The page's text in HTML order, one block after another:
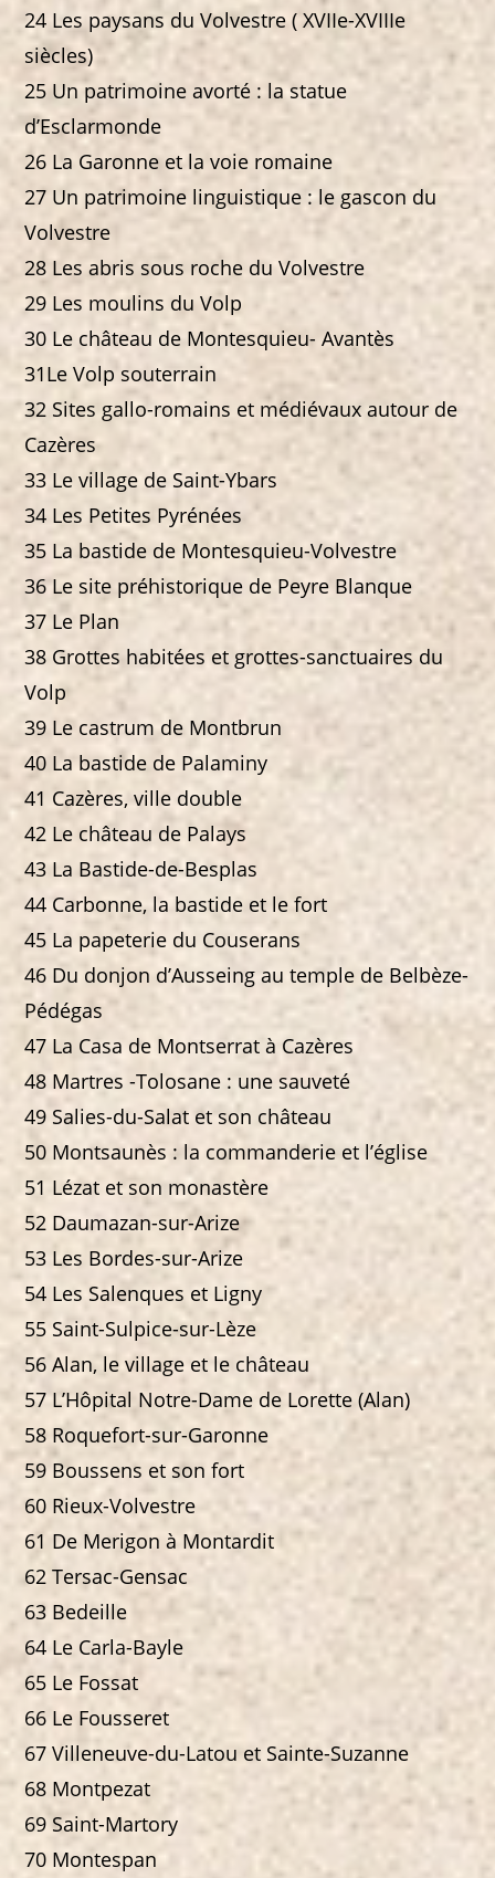
24 Les paysans du Volvestre ( XVIIe-XVIIIe
siècles)
25 Un patrimoine avorté : la statue
d’Esclarmonde
26 La Garonne et la voie romaine
27 Un patrimoine linguistique : le gascon du
Volvestre
28 Les abris sous roche du Volvestre
29 Les moulins du Volp
30 Le château de Montesquieu- Avantès
31Le Volp souterrain
32 Sites gallo-romains et médiévaux autour de
Cazères
33 Le village de Saint-Ybars
34 Les Petites Pyrénées
35 La bastide de Montesquieu-Volvestre
36 Le site préhistorique de Peyre Blanque
37 Le Plan
38 Grottes habitées et grottes-sanctuaires du
Volp
39 Le castrum de Montbrun
40 La bastide de Palaminy
41 Cazères, ville double
42 Le château de Palays
43 La Bastide-de-Besplas
44 Carbonne, la bastide et le fort
45 La papeterie du Couserans
46 Du donjon d’Ausseing au temple de Belbèze-
Pédégas
47 La Casa de Montserrat à Cazères
48 Martres -Tolosane : une sauveté
49 Salies-du-Salat et son château
50 Montsaunès : la commanderie et l’église
51 Lézat et son monastère
52 Daumazan-sur-Arize
53 Les Bordes-sur-Arize
54 Les Salenques et Ligny
55 Saint-Sulpice-sur-Lèze
56 Alan, le village et le château
57 L’Hôpital Notre-Dame de Lorette (Alan)
58 Roquefort-sur-Garonne
59 Boussens et son fort
60 Rieux-Volvestre
61 De Merigon à Montardit
62 Tersac-Gensac
63 Bedeille
64 Le Carla-Bayle
65 Le Fossat
66 Le Fousseret
67 Villeneuve-du-Latou et Sainte-Suzanne
68 Montpezat
69 Saint-Martory
70 Montespan